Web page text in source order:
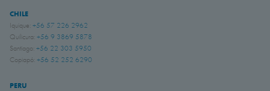
CHILE
Iquique: +56 57 226 2962
Quilicura: +56 9 3869 5878
Santiago: +56 22 303 5950
Copiapó: +56 52 252 6290
PERU